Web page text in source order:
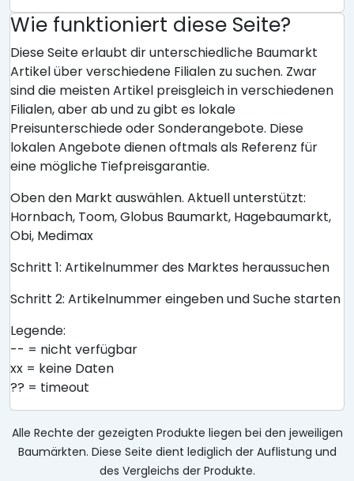
Wie funktioniert diese Seite?
Diese Seite erlaubt dir unterschiedliche Baumarkt
Artikel über verschiedene Filialen zu suchen. Zwar
sind die meisten Artikel preisgleich in verschiedenen
Filialen, aber ab und zu gibt es lokale
Preisunterschiede oder Sonderangebote. Diese
lokalen Angebote dienen oftmals als Referenz für
eine mögliche Tiefpreisgarantie.
Oben den Markt auswählen. Aktuell unterstützt:
Hornbach, Toom, Globus Baumarkt, Hagebaumarkt,
Obi, Medimax
Schritt 1: Artikelnummer des Marktes heraussuchen
Schritt 2: Artikelnummer eingeben und Suche starten
Legende:
-- = nicht verfügbar
xx = keine Daten
?? = timeout
Alle Rechte der gezeigten Produkte liegen bei den jeweiligen
Baumärkten. Diese Seite dient lediglich der Auflistung und
des Vergleichs der Produkte.